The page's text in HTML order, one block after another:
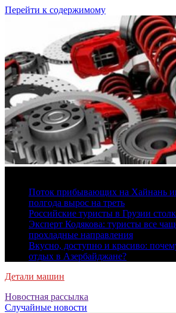
Перейти к содержимому
Поток прибывающих на Хайнань
полгода вырос на треть
Российские туристы в Грузии
Эксперт Кодякова: туристы все
прохладные направления
Вкусно, доступно и красиво:
отдых в Азербайджане?
Детали машин
Новостная рассылка
Случайные новости